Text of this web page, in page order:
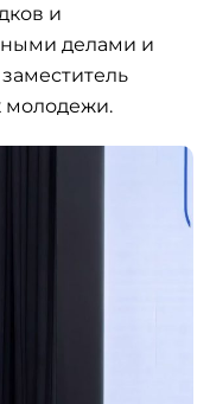
и
делами и
молодежи.